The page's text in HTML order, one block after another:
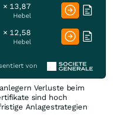
× 13,87
Hebel
× 12,58
Hebel
von
Verluste beim
sind hoch
Anlagestrategien